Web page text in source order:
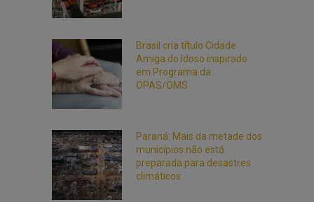
Brasil cria título Cidade
Amiga do Idoso inspirado
em Programa da
OPAS/OMS
Paraná: Mais da metade dos
municípios não está
preparada para desastres
climáticos